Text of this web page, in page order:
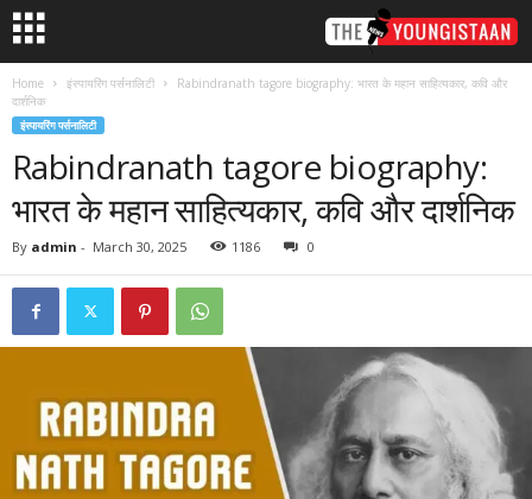
Home इंस्पायरिंग पर्सनालिटी
Rabindranath tagore biography: भारत के महान साहित्यकार, कवि और
दार्शनिक
इंस्पायरिंग पर्सनालिटी
Rabindranath tagore biography:
भारत के महान साहित्यकार, कवि और दार्शनिक
By admin - March 30, 2025 1186 0